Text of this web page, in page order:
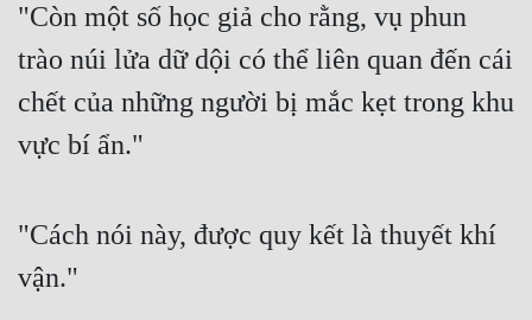
Phản Phái
Quan Trường
Sảng Văn
Sắc
"Còn một số học giả cho rằng, vụ phun
trào núi lửa dữ dội có thể liên quan đến cái
chết của những người bị mắc kẹt trong khu
vực bí ẩn."
"Cách nói này, được quy kết là thuyết khí
vận."